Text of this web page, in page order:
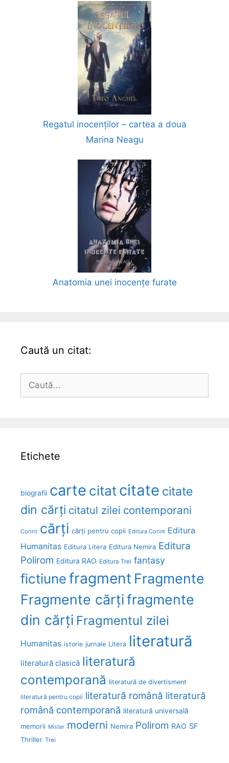
Regatul inocenților – cartea a doua
Marina Neagu
Anatomia unei inocențe furate
Caută un citat:
Caută
Etichete
biografii carte citatcitate citate
din cărți citatul zilei contemporani
Corint cărți cărți pentru copii Editura Corint Editura
Humanitas Editura Litera Editura Nemira Editura
Polirom Editura RAO Editura Trei fantasy
fictiunefragment Fragmente
Fragmente cărțifragmente
din cărți Fragmentul zilei
Humanitas istorie jurnale Litera literatură
literatură clasică literatură
contemporană literatură de divertisment
literatură pentru copii literatură română literatură
română contemporană literatură universală
memorii Mister moderni Nemira Polirom RAO SF
Thriller Trei